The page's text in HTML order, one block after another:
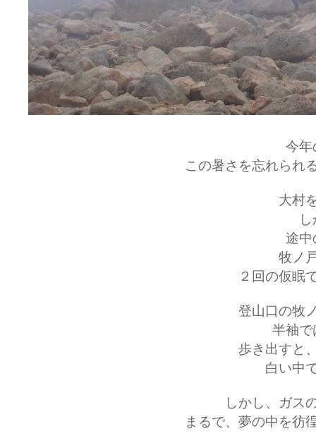
今年
この暑さを忘れられ
大村
途中
牧ノ
２回の仮眠
登山口の牧
半袖で
歩き出すと
白い中
しかし、ガス
まるで、夢の中を彷